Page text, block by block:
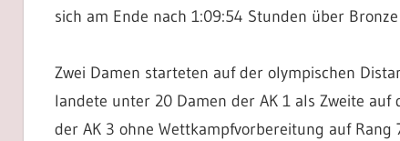
sich am Ende nach 1:09:54 Stunden über
Zwei Damen starteten auf der olympischen
landete unter 20 Damen der AK 1 als Zweite auf
der AK 3 ohne Wettkampfvorbereitung auf Rang